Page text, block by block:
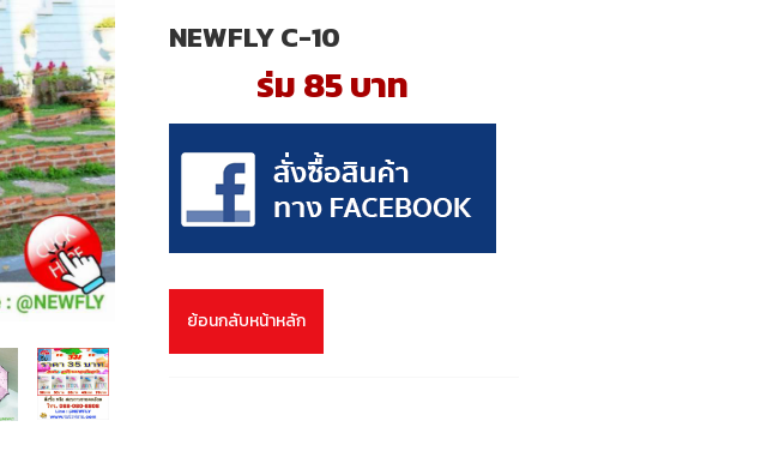
NEWFLY C-10
ร่ม 85 บาท
ย้อนกลับหน้าหลัก